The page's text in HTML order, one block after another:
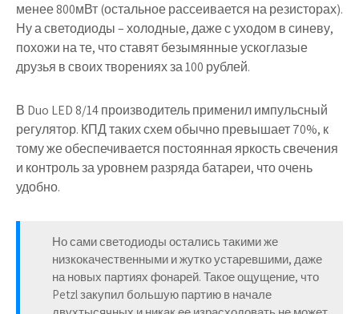
менее 800мВт (остальное рассеивается на резисторах).
Ну а светодиоды – холодные, даже с уходом в синеву,
похожи на те, что ставят безымянные ускоглазые
друзья в своих творениях за 100 рублей.
В Duo LED 8/14 производитель применил импульсный
регулятор. КПД таких схем обычно превышает 70%, к
тому же обеспечивается постоянная яркость свечения
и контроль за уровнем разряда батареи, что очень
удобно.
Но сами светодиоды остались такими же
низкокачественными и жутко устаревшими, даже
на новых партиях фонарей. Такое ощущение, что
Petzl закупил большую партию в начале